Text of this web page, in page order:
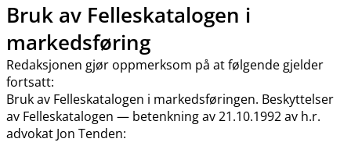
Bruk av Felleskatalogen i
markedsføring
Redaksjonen gjør oppmerksom på at følgende gjelder
fortsatt:
Bruk av Felleskatalogen i markedsføringen. Beskyttelser
av Felleskatalogen — betenkning av 21.10.1992 av h.r.
advokat Jon Tenden: